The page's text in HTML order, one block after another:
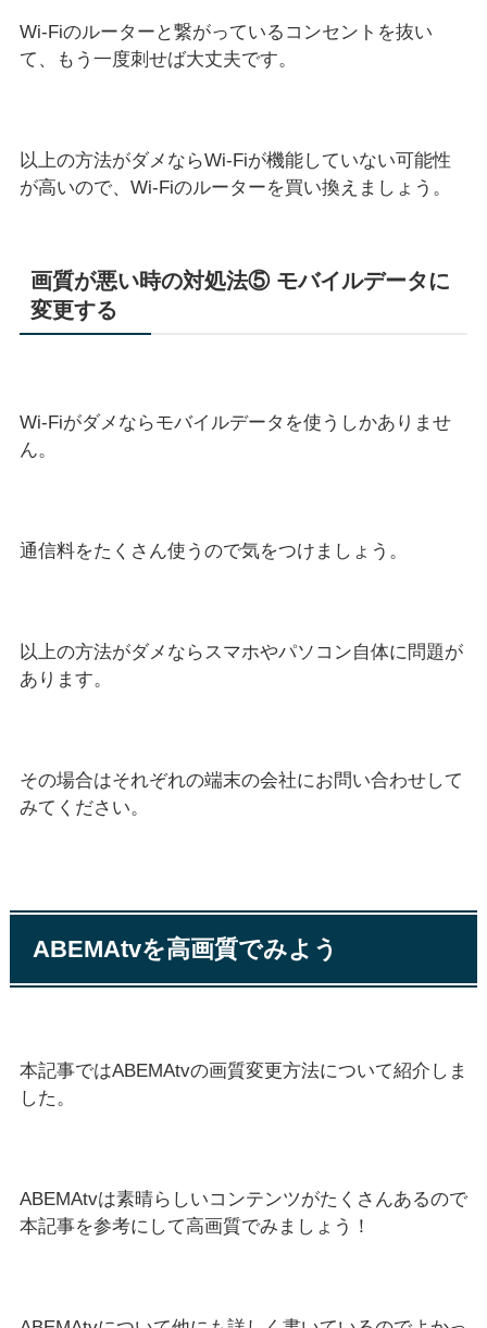
Wi-Fiのルーターと繋がっているコンセントを抜い
て、もう一度刺せば大丈夫です。
以上の方法がダメならWi-Fiが機能していない可能性
が高いので、Wi-Fiのルーターを買い換えましょう。
画質が悪い時の対処法⑤ モバイルデータに
変更する
Wi-Fiがダメならモバイルデータを使うしかありませ
ん。
通信料をたくさん使うので気をつけましょう。
以上の方法がダメならスマホやパソコン自体に問題が
あります。
その場合はそれぞれの端末の会社にお問い合わせして
みてください。
ABEMAtvを高画質でみよう
本記事ではABEMAtvの画質変更方法について紹介しま
した。
ABEMAtvは素晴らしいコンテンツがたくさんあるので
本記事を参考にして高画質でみましょう！